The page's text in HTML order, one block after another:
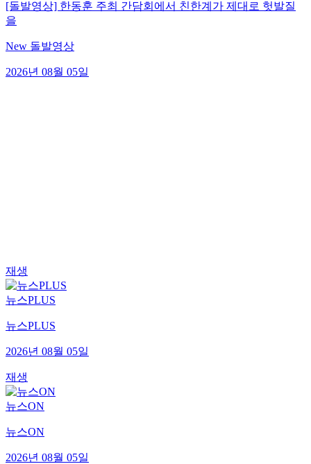
[돌발영상] 한동훈 주최 간담회에서 친한계가 제대로 헛발질
을
New 돌발영상
2026년 08월 05일
재생
뉴스PLUS
뉴스PLUS
2026년 08월 05일
재생
뉴스ON
뉴스ON
2026년 08월 05일